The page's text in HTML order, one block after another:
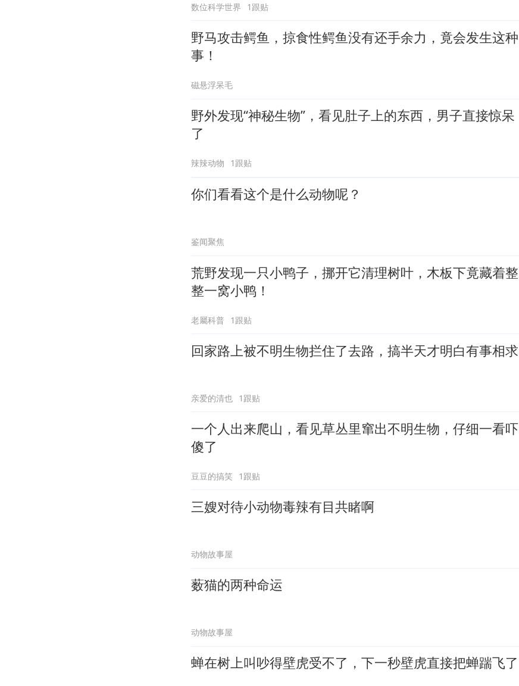
数位科学世界 1跟贴
野马攻击鳄鱼，掠食性鳄鱼没有还手余力，竟会发生这种
事！
磁悬浮呆毛
野外发现“神秘生物”，看见肚子上的东西，男子直接惊呆
了
辣辣动物 1跟贴
你们看看这个是什么动物呢？
鉴闻聚焦
荒野发现一只小鸭子，挪开它清理树叶，木板下竟藏着整
整一窝小鸭！
老屬科普 1跟贴
回家路上被不明生物拦住了去路，搞半天才明白有事相求
亲爱的清也 1跟贴
一个人出来爬山，看见草丛里窜出不明生物，仔细一看吓
傻了
豆豆的搞笑 1跟贴
三嫂对待小动物毒辣有目共睹啊
动物故事屋
薮猫的两种命运
动物故事屋
蝉在树上叫吵得壁虎受不了，下一秒壁虎直接把蝉踹飞了